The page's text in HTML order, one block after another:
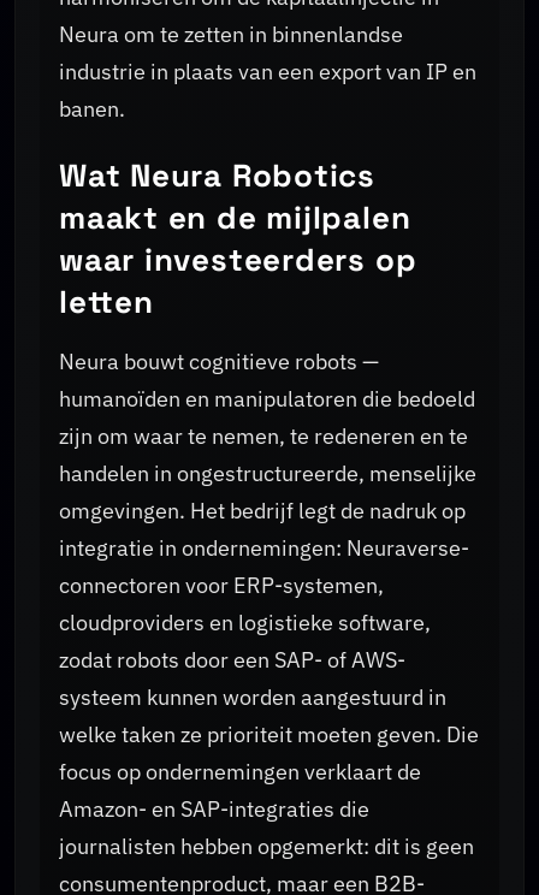
Neura om te zetten in binnenlandse
industrie in plaats van een export van IP en
banen.
Wat Neura Robotics
maakt en de mijlpalen
waar investeerders op
letten
Neura bouwt cognitieve robots —
humanoïden en manipulatoren die bedoeld
zijn om waar te nemen, te redeneren en te
handelen in ongestructureerde, menselijke
omgevingen. Het bedrijf legt de nadruk op
integratie in ondernemingen: Neuraverse-
connectoren voor ERP-systemen,
cloudproviders en logistieke software,
zodat robots door een SAP- of AWS-
systeem kunnen worden aangestuurd in
welke taken ze prioriteit moeten geven. Die
focus op ondernemingen verklaart de
Amazon- en SAP-integraties die
journalisten hebben opgemerkt: dit is geen
consumentenproduct, maar een B2B-